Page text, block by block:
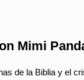
Mimi
de la Biblia y el